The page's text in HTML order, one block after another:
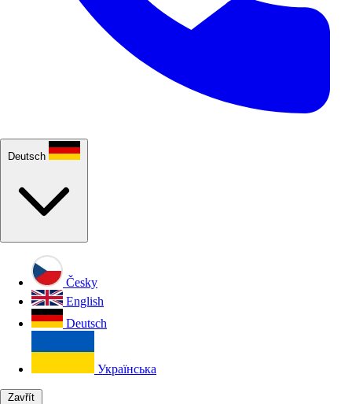
Deutsch
Česky
English
Deutsch
Українська
Zavřít